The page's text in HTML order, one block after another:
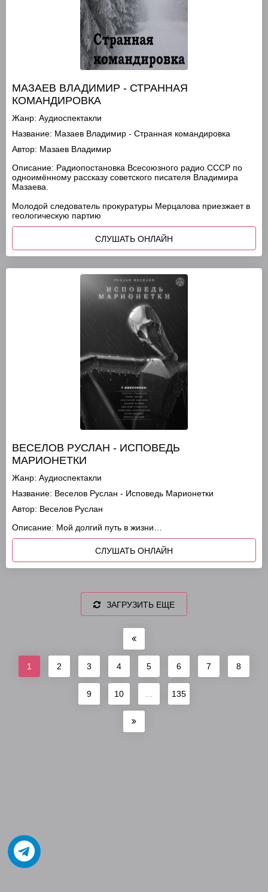
МАЗАЕВ ВЛАДИМИР - СТРАННАЯ
КОМАНДИРОВКА
Жанр: Аудиоспектакли
Название: Мазаев Владимир - Странная командировка
Автор: Мазаев Владимир
Описание: Радиопостановка Всесоюзного радио СССР по
одноимённому рассказу советского писателя Владимира
Мазаева.
Молодой следователь прокуратуры Мерцалова приезжает в
геологическую партию
СЛУШАТЬ ОНЛАЙН
ВЕСЕЛОВ РУСЛАН - ИСПОВЕДЬ
МАРИОНЕТКИ
Жанр: Аудиоспектакли
Название: Веселов Руслан - Исповедь Марионетки
Автор: Веселов Руслан
Описание: Мой долгий путь в жизни…
СЛУШАТЬ ОНЛАЙН
ЗАГРУЗИТЬ ЕЩЕ
1 2 3 4 5 6 7 8
9 10 135